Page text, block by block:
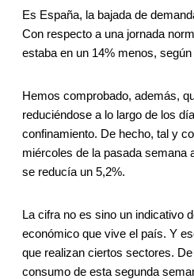
Es España, la bajada de
Con respecto a una jornada
estaba en un 14% menos,
Hemos comprobado, además,
reduciéndose a lo largo de los
confinamiento. De hecho, tal y
miércoles de la pasada semana
se reducía un 5,2%.
La cifra no es sino un indicativo
económico que vive el país. Y
que realizan ciertos sectores.
consumo de esta segunda